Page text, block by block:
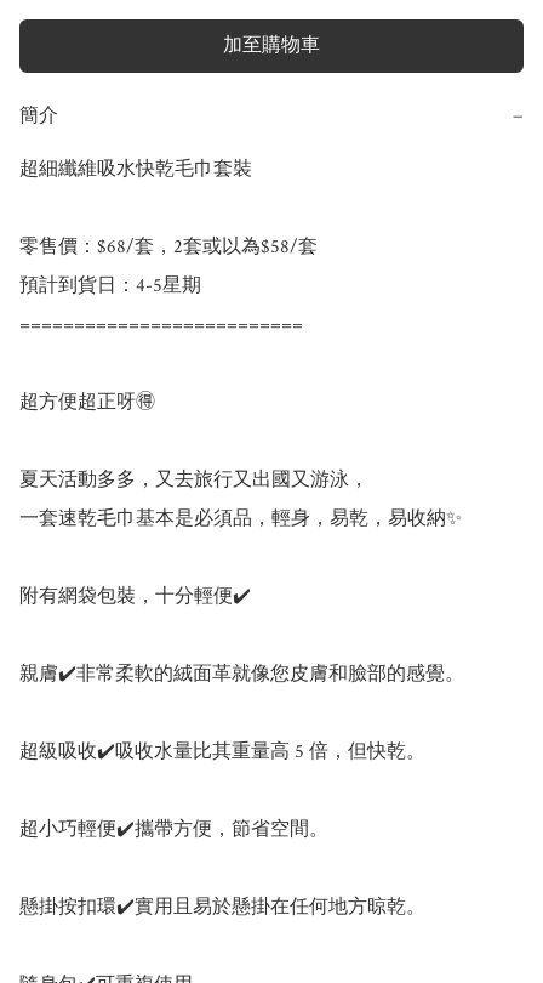
加至購物車
簡介 −
超細纖維吸水快乾毛巾套裝
零售價：$68/套，2套或以為$58/套
預計到貨日：4-5星期
==========================
超方便超正呀🉐
夏天活動多多，又去旅行又出國又游泳，
一套速乾毛巾基本是必須品，輕身，易乾，易收納✨
附有網袋包裝，十分輕便✔️
親膚✔️非常柔軟的絨面革就像您皮膚和臉部的感覺。
超級吸收✔️吸收水量比其重量高 5 倍，但快乾。
超小巧輕便✔️攜帶方便，節省空間。
懸掛按扣環✔️實用且易於懸掛在任何地方晾乾。